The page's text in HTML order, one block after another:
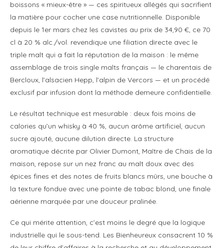
boissons « mieux-être » — ces spiritueux allégés qui sacrifient
la matière pour cocher une case nutritionnelle. Disponible
depuis le 1er mars chez les cavistes au prix de 34,90 €, ce 70
cl à 20 % alc./vol. revendique une filiation directe avec le
triple malt qui a fait la réputation de la maison : le même
assemblage de trois single malts français — le charentais de
Bercloux, l’alsacien Hepp, l’alpin de Vercors — et un procédé
exclusif par infusion dont la méthode demeure confidentielle.
Le résultat technique est mesurable : deux fois moins de
calories qu’un whisky à 40 %, aucun arôme artificiel, aucun
sucre ajouté, aucune dilution directe. La structure
aromatique décrite par Olivier Dumont, Maître de Chais de la
maison, repose sur un nez franc au malt doux avec des
épices fines et des notes de fruits blancs mûrs, une bouche à
la texture fondue avec une pointe de tabac blond, une finale
aérienne marquée par une douceur pralinée.
Ce qui mérite attention, c’est moins le degré que la logique
industrielle qui le sous-tend. Les Bienheureux consacrent 10 %